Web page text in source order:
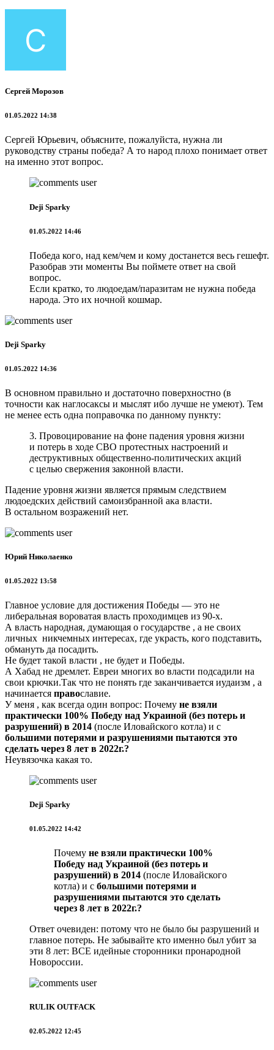
Сергей Морозов
01.05.2022 14:38
Сергей Юрьевич, объясните, пожалуйста, нужна ли
руководству страны победа? А то народ плохо понимает ответ
на именно этот вопрос.
Deji Sparky
01.05.2022 14:46
Победа кого, над кем/чем и кому достанется весь гешефт.
Разобрав эти моменты Вы поймете ответ на свой
вопрос.
Если кратко, то людоедам/паразитам не нужна победа
народа. Это их ночной кошмар.
Deji Sparky
01.05.2022 14:36
В основном правильно и достаточно поверхностно (в
точности как наглосаксы и мыслят ибо лучше не умеют). Тем
не менее есть одна поправочка по данному пункту:
3. Провоцирование на фоне падения уровня жизни
и потерь в ходе СВО протестных настроений и
деструктивных общественно-политических акций
с целью свержения законной власти.
Падение уровня жизни является прямым следствием
людоедских действий самоизбранной ака власти.
В остальном возражений нет.
Юрий Николаенко
01.05.2022 13:58
Главное условие для достижения Победы — это не
либеральная вороватая власть проходимцев из 90-х.
А власть народная, думающая о государстве , а не своих
личных никчемных интересах, где украсть, кого подставить,
обмануть да посадить.
Не будет такой власти , не будет и Победы.
А Хабад не дремлет. Евреи многих во власти подсадили на
свои крючки.Так что не понять где заканчивается иудаизм , а
начинается православие.
У меня , как всегда один вопрос: Почему не взяли
практически 100% Победу над Украиной (без потерь и
разрушений) в 2014 (после Иловайского котла) и с
большими потерями и разрушениями пытаются это
сделать через 8 лет в 2022г.?
Неувязочка какая то.
Deji Sparky
01.05.2022 14:42
Почему не взяли практически 100%
Победу над Украиной (без потерь и
разрушений) в 2014 (после Иловайского
котла) и с большими потерями и
разрушениями пытаются это сделать
через 8 лет в 2022г.?
Ответ очевиден: потому что не было бы разрушений и
главное потерь. Не забывайте кто именно был убит за
эти 8 лет: ВСЕ идейные сторонники пронародной
Новороссии.
RULIK OUTFACK
02.05.2022 12:45